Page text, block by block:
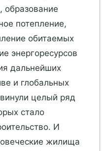
образование
потепление,
обитаемых
энергоресурсов
дальнейших
и глобальных
целый ряд
стало
И
жилища